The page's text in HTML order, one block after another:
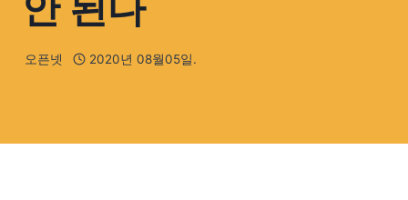
오픈넷 2020년 08월05일.